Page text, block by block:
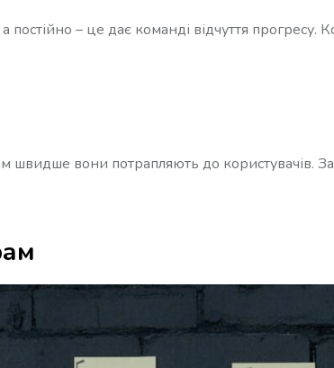
постійно – це дає команді відчуття прогресу.
вони потрапляють до користувачів.